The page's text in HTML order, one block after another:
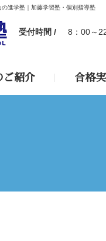
進学塾｜加藤学習塾・個別指導塾
受付時間 / 8：00～
ご紹介 合格